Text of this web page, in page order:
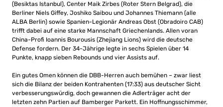
(Besiktas Istanbul), Center Maik Zirbes (Roter Stern Belgrad), die
Berliner Niels Giffey, Joshiko Saibou und Johannes Thiemann (alle
ALBA Berlin) sowie Spanien-Legionär Andreas Obst (Obradoiro CAB)
trifft dabei auf eine starke Mannschaft Griechenlands. Allen voran
China-Profi Ioannis Bourousis (Zhejiang Lions) wird die deutsche
Defense fordern. Der 34-Jährige legte in sechs Spielen über 14
Punkte, knapp sieben Rebounds und vier Assists auf.
Ein gutes Omen können die DBB-Herren auch bemühen – zwar liest
sich die Bilanz der beiden Kontrahenten (17:33) aus deutscher Sicht
verbesserungswürdig, doch gewannen die Adlerträger acht der
letzten zehn Partien auf Bamberger Parkett. Ein Hoffnungsschimmer,